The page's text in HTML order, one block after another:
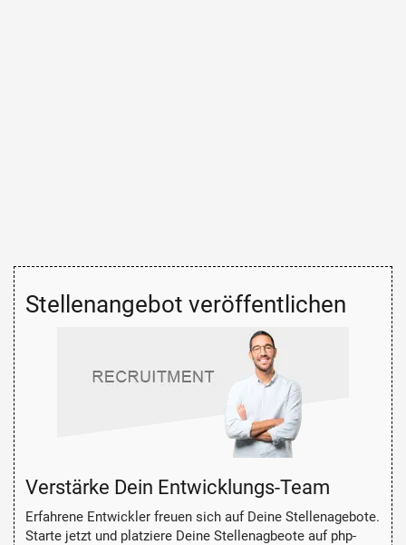
Stellenangebot veröffentlichen
Verstärke Dein Entwicklungs-Team
Erfahrene Entwickler freuen sich auf Deine Stellenagebote.
Starte jetzt und platziere Deine Stellenagbeote auf php-